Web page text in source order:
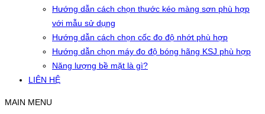
Hướng dẫn cách chọn thước kéo màng sơn phù hợp
với mẫu sử dụng
Hướng dẫn cách chọn cốc đo độ nhớt phù hợp
Hướng dẫn chọn máy đo độ bóng hãng KSJ phù hợp
Năng lượng bề mặt là gì?
LIÊN HỆ
MAIN MENU